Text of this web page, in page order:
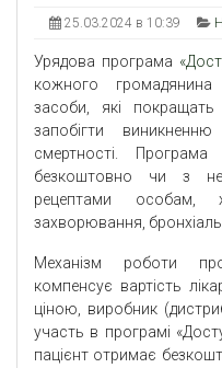
25.03.2024 в 10:39
Урядова програма
кожного громадянина
засоби, які
запобігти
смертності.
безкоштовно чи з
рецептами особам,
захворювання,
Механізм роботи
компенсує вартість
ціною, виробник
участь в програмі
пацієнт отримає